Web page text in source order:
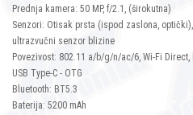
Prednja kamera: 50 MP, f/2.1, (širokutna)
Senzori: Otisak prsta (ispod zaslona,
ultrazvučni senzor blizine
Povezivost: 802.11 a/b/g/n/ac/6, Wi-Fi Direct,
USB Type-C - OTG
Bluetooth: BT5.3
Baterija: 5200 mAh